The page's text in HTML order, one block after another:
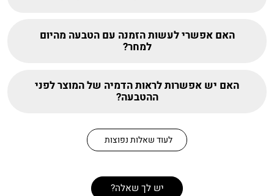
האם אפשרי לעשות הזמנה עם הטבעה מהיום
למחר?
האם יש אפשרות לראות הדמיה של המוצר לפני
ההטבעה?
לעוד שאלות נפוצות
יש לך שאלה?